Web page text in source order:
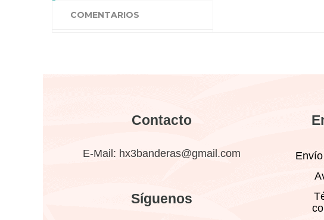
COMENTARIOS
Contacto
E-Mail: hx3banderas@gmail.com
Síguenos